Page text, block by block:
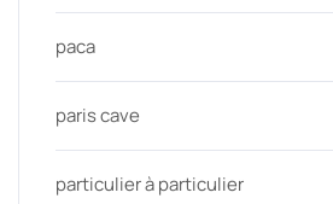
paca
paris cave
particulier à particulier